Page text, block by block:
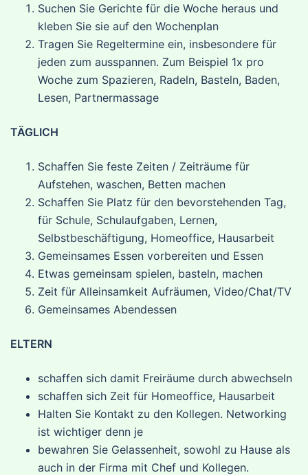
Suchen Sie Gerichte für die Woche heraus und
kleben Sie sie auf den Wochenplan
Tragen Sie Regeltermine ein, insbesondere für
jeden zum ausspannen. Zum Beispiel 1x pro
Woche zum Spazieren, Radeln, Basteln, Baden,
Lesen, Partnermassage
TÄGLICH
Schaffen Sie feste Zeiten / Zeiträume für
Aufstehen, waschen, Betten machen
Schaffen Sie Platz für den bevorstehenden Tag,
für Schule, Schulaufgaben, Lernen,
Selbstbeschäftigung, Homeoffice, Hausarbeit
Gemeinsames Essen vorbereiten und Essen
Etwas gemeinsam spielen, basteln, machen
Zeit für Alleinsamkeit Aufräumen, Video/Chat/TV
Gemeinsames Abendessen
ELTERN
schaffen sich damit Freiräume durch abwechseln
schaffen sich Zeit für Homeoffice, Hausarbeit
Halten Sie Kontakt zu den Kollegen. Networking
ist wichtiger denn je
bewahren Sie Gelassenheit, sowohl zu Hause als
auch in der Firma mit Chef und Kollegen.